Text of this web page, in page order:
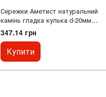
Сережки Аметист натуральний
камінь гладка кулька d-20мм+-
L-40мм+- англійський замок
347.14 грн
Купити